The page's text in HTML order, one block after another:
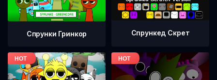
Спрунки Гринкор Спрункед Скрет